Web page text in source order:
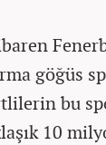
göğüs
bu
10